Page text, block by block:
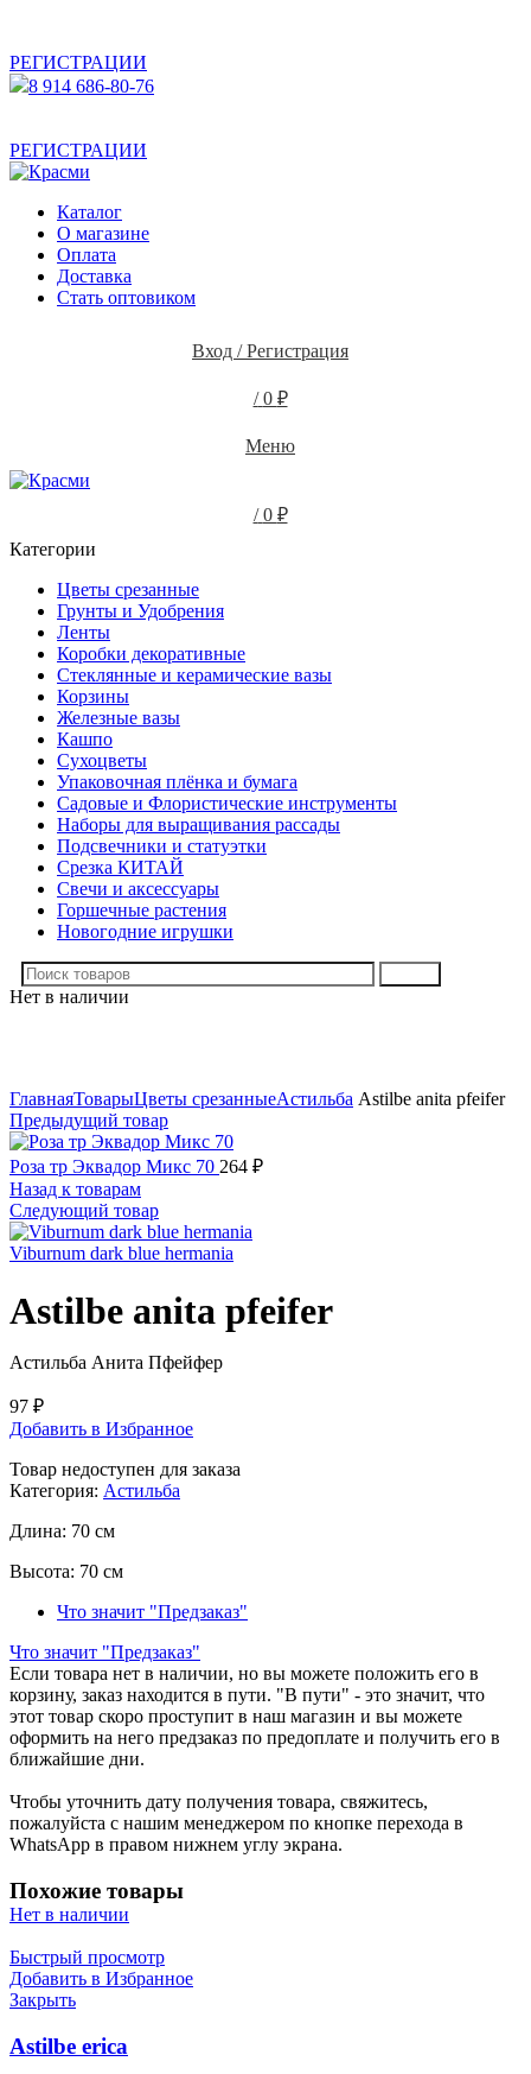
РЕГИСТРАЦИИ
8 914 686-80-76
РЕГИСТРАЦИИ
Каталог
О магазине
Оплата
Доставка
Стать оптовиком
Вход / Регистрация
/ 0 ₽
Меню
/ 0 ₽
Категории
Цветы срезанные
Грунты и Удобрения
Ленты
Коробки декоративные
Стеклянные и керамические вазы
Корзины
Железные вазы
Кашпо
Сухоцветы
Упаковочная плёнка и бумага
Садовые и Флористические инструменты
Наборы для выращивания рассады
Подсвечники и статуэтки
Срезка КИТАЙ
Свечи и аксессуары
Горшечные растения
Новогодние игрушки
Нет в наличии
ГлавнаяТоварыЦветы срезанныеАстильба Astilbe anita pfeifer
Предыдущий товар
Роза тр Эквадор Микс 70 264 ₽
Назад к товарам
Следующий товар
Viburnum dark blue hermania
Astilbe anita pfeifer
Астильба Анита Пфейфер
97 ₽
Добавить в Избранное
Товар недоступен для заказа
Категория: Астильба
Длина: 70 см
Высота: 70 см
Что значит "Предзаказ"
Что значит "Предзаказ"
Если товара нет в наличии, но вы можете положить его в
корзину, заказ находится в пути. "В пути" - это значит, что
этот товар скоро проступит в наш магазин и вы можете
оформить на него предзаказ по предоплате и получить его в
ближайшие дни.
Чтобы уточнить дату получения товара, свяжитесь,
пожалуйста с нашим менеджером по кнопке перехода в
WhatsApp в правом нижнем углу экрана.
Похожие товары
Нет в наличии
Быстрый просмотр
Добавить в Избранное
Закрыть
Astilbe erica